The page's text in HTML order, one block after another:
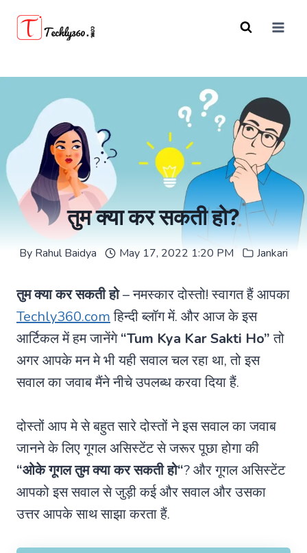
तुम क्या कर सकती हो?
By Rahul Baidya May 17, 2022 1:20 PM Jankari
तुम क्या कर सकती हो– नमस्कार दोस्तो! स्वागत हैं आपका
Techly360.comहिन्दी ब्लॉग में. और आज के इस
आर्टिकल में हम जानेंगे“Tum Kya Kar Sakti Ho”तो
अगर आपके मन मे भी यही सवाल चल रहा था, तो इस
सवाल का जवाब मैंने नीचे उपलब्ध करवा दिया हैं.
दोस्तों आप मे से बहुत सारे दोस्तों ने इस सवाल का जवाब
जानने के लिए गूगल असिस्टेंट से जरूर पूछा होगा की
“ओके गूगलतुम क्या कर सकती हो“? और गूगल असिस्टेंट
आपको इस सवाल से जुड़ी कई और सवाल और उसका
उत्तर आपके साथ साझा करता हैं.